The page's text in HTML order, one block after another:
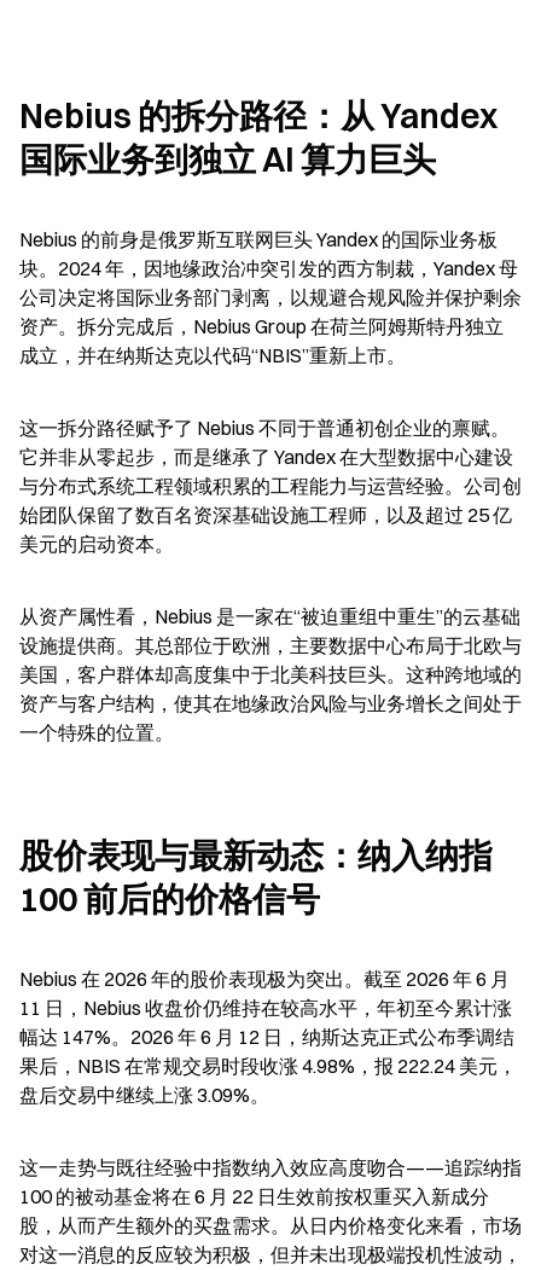
Nebius 的拆分路径：从 Yandex
国际业务到独立 AI 算力巨头
Nebius 的前身是俄罗斯互联网巨头 Yandex 的国际业务板
块。2024 年，因地缘政治冲突引发的西方制裁，Yandex 母
公司决定将国际业务部门剥离，以规避合规风险并保护剩余
资产。拆分完成后，Nebius Group 在荷兰阿姆斯特丹独立
成立，并在纳斯达克以代码“NBIS”重新上市。
这一拆分路径赋予了 Nebius 不同于普通初创企业的禀赋。
它并非从零起步，而是继承了 Yandex 在大型数据中心建设
与分布式系统工程领域积累的工程能力与运营经验。公司创
始团队保留了数百名资深基础设施工程师，以及超过 25 亿
美元的启动资本。
从资产属性看，Nebius 是一家在“被迫重组中重生”的云基础
设施提供商。其总部位于欧洲，主要数据中心布局于北欧与
美国，客户群体却高度集中于北美科技巨头。这种跨地域的
资产与客户结构，使其在地缘政治风险与业务增长之间处于
一个特殊的位置。
股价表现与最新动态：纳入纳指
100 前后的价格信号
Nebius 在 2026 年的股价表现极为突出。截至 2026 年 6 月
11 日，Nebius 收盘价仍维持在较高水平，年初至今累计涨
幅达 147%。2026 年 6 月 12 日，纳斯达克正式公布季调结
果后，NBIS 在常规交易时段收涨 4.98%，报 222.24 美元，
盘后交易中继续上涨 3.09%。
这一走势与既往经验中指数纳入效应高度吻合——追踪纳指
100 的被动基金将在 6 月 22 日生效前按权重买入新成分
股，从而产生额外的买盘需求。从日内价格变化来看，市场
对这一消息的反应较为积极，但并未出现极端投机性波动，